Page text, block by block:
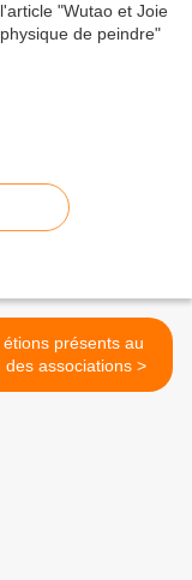
étions présents au
forum des associations >